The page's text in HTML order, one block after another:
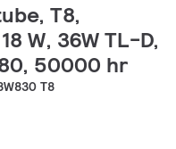
T8,
W, 36W TL-D,
50000 hr
T8